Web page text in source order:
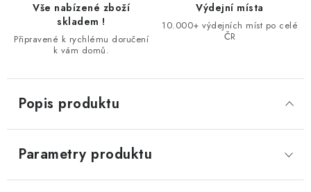
Vše nabízené zboží
skladem !
Připravené k rychlému doručení
k vám domů.
Výdejní místa
10.000+ výdejních míst po celé
ČR
Popis produktu
Parametry produktu